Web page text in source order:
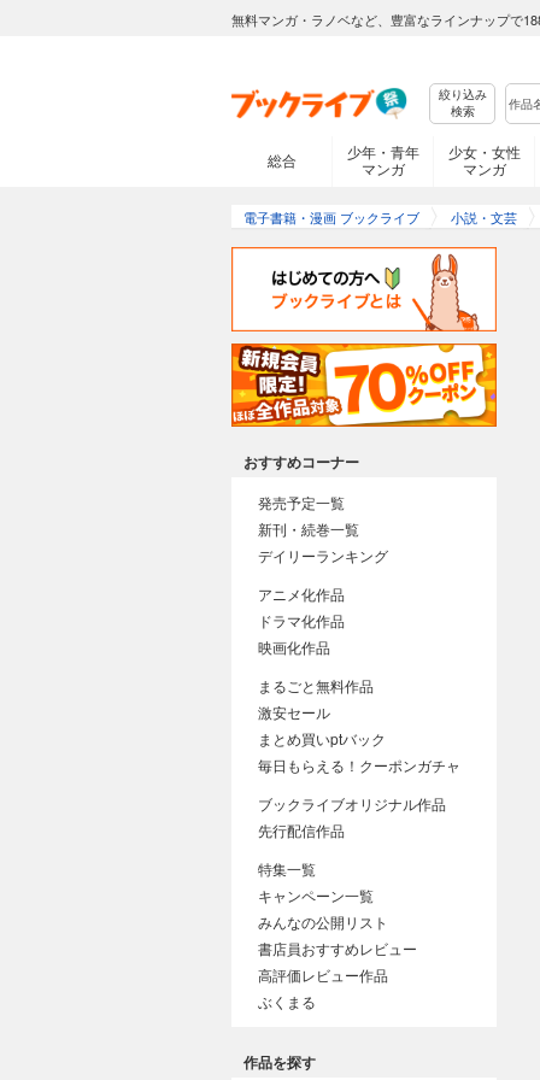
無料マンガ・ラノベなど、豊富なラインナップで
絞り込み
検索
総合
少年・青年
マンガ
少女・女性
マンガ
電子書籍・漫画 ブックライブ 小説・文芸
おすすめコーナー
発売予定一覧
新刊・続巻一覧
デイリーランキング
アニメ化作品
ドラマ化作品
映画化作品
まるごと無料作品
激安セール
まとめ買いptバック
毎日もらえる！クーポンガチャ
ブックライブオリジナル作品
先行配信作品
特集一覧
キャンペーン一覧
みんなの公開リスト
書店員おすすめレビュー
高評価レビュー作品
ぶくまる
作品を探す